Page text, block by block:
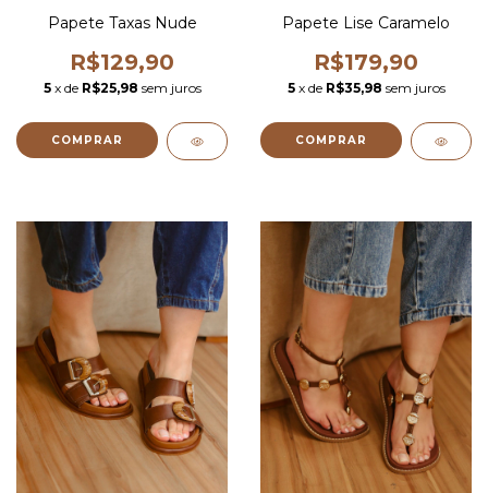
Papete Taxas Nude
R$129,90
5 x de R$25,98 sem juros
COMPRAR
Papete Lise Caramelo
R$179,90
5 x de R$35,98 sem juros
COMPRAR